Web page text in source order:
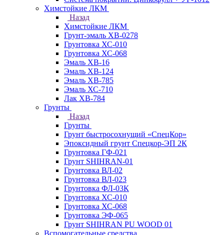
Химстойкие ЛКМ
Назад
Химстойкие ЛКМ
Грунт-эмаль ХВ-0278
Грунтовка ХС-010
Грунтовка ХС-068
Эмаль ХВ-16
Эмаль ХВ-124
Эмаль ХВ-785
Эмаль ХС-710
Лак ХВ-784
Грунты
Назад
Грунты
Грунт быстросохнущий «СпецКор»
Эпоксидный грунт Спецкор-ЭП 2К
Грунтовка ГФ-021
Грунт SHIHRAN-01
Грунтовка ВЛ-02
Грунтовка ВЛ-023
Грунтовка ФЛ-03К
Грунтовка ХС-010
Грунтовка ХС-068
Грунтовка ЭФ-065
Грунт SHIHRAN PU WOOD 01
Вспомогательные средства